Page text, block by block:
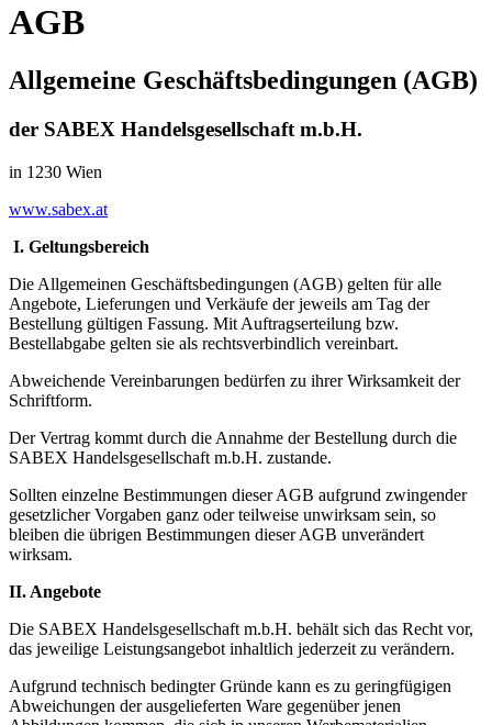
AGB
Allgemeine Geschäftsbedingungen (AGB)
der SABEX Handelsgesellschaft m.b.H.
in 1230 Wien
www.sabex.at
I. Geltungsbereich
Die Allgemeinen Geschäftsbedingungen (AGB) gelten für alle
Angebote, Lieferungen und Verkäufe der jeweils am Tag der
Bestellung gültigen Fassung. Mit Auftragserteilung bzw.
Bestellabgabe gelten sie als rechtsverbindlich vereinbart.
Abweichende Vereinbarungen bedürfen zu ihrer Wirksamkeit der
Schriftform.
Der Vertrag kommt durch die Annahme der Bestellung durch die
SABEX Handelsgesellschaft m.b.H. zustande.
Sollten einzelne Bestimmungen dieser AGB aufgrund zwingender
gesetzlicher Vorgaben ganz oder teilweise unwirksam sein, so
bleiben die übrigen Bestimmungen dieser AGB unverändert
wirksam.
II. Angebote
Die SABEX Handelsgesellschaft m.b.H. behält sich das Recht vor,
das jeweilige Leistungsangebot inhaltlich jederzeit zu verändern.
Aufgrund technisch bedingter Gründe kann es zu geringfügigen
Abweichungen der ausgelieferten Ware gegenüber jenen